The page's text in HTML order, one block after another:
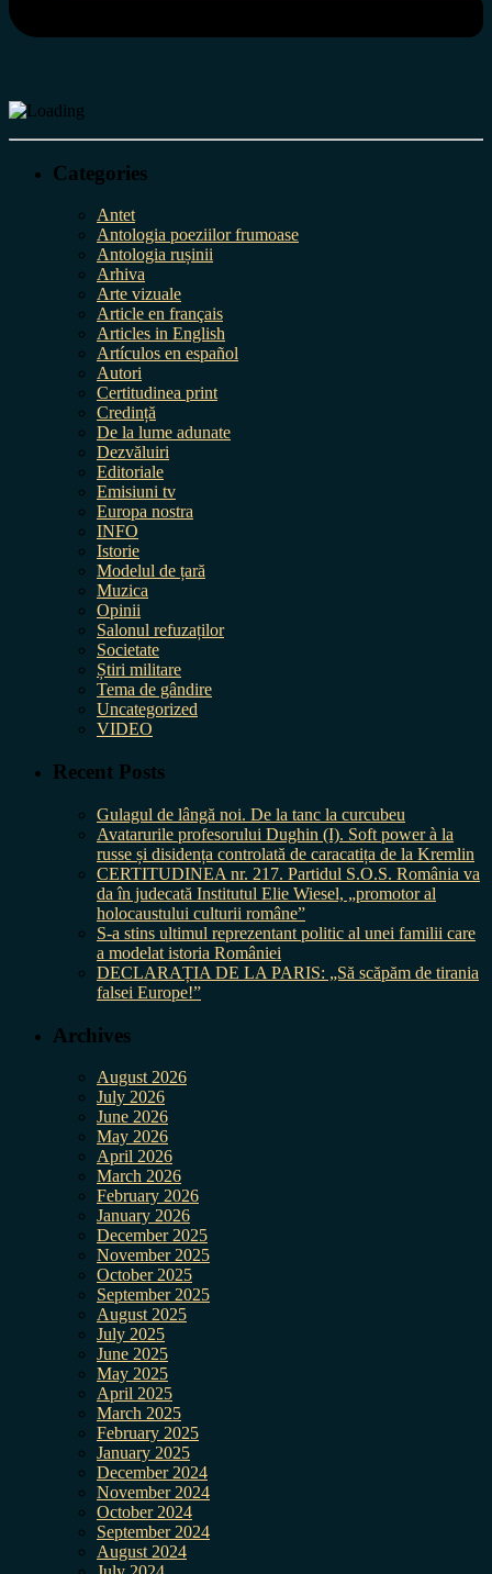
Categories
Antet
Antologia poeziilor frumoase
Antologia rușinii
Arhiva
Arte vizuale
Article en français
Articles in English
Artículos en español
Autori
Certitudinea print
Credință
De la lume adunate
Dezvăluiri
Editoriale
Emisiuni tv
Europa nostra
INFO
Istorie
Modelul de țară
Muzica
Opinii
Salonul refuzaților
Societate
Știri militare
Tema de gândire
Uncategorized
VIDEO
Recent Posts
Gulagul de lângă noi. De la tanc la curcubeu
Avatarurile profesorului Dughin (I). Soft power à la
russe și disidența controlată de caracatița de la Kremlin
CERTITUDINEA nr. 217. Partidul S.O.S. România va
da în judecată Institutul Elie Wiesel, „promotor al
holocaustului culturii române”
S-a stins ultimul reprezentant politic al unei familii care
a modelat istoria României
DECLARAȚIA DE LA PARIS: „Să scăpăm de tirania
falsei Europe!”
Archives
August 2026
July 2026
June 2026
May 2026
April 2026
March 2026
February 2026
January 2026
December 2025
November 2025
October 2025
September 2025
August 2025
July 2025
June 2025
May 2025
April 2025
March 2025
February 2025
January 2025
December 2024
November 2024
October 2024
September 2024
August 2024